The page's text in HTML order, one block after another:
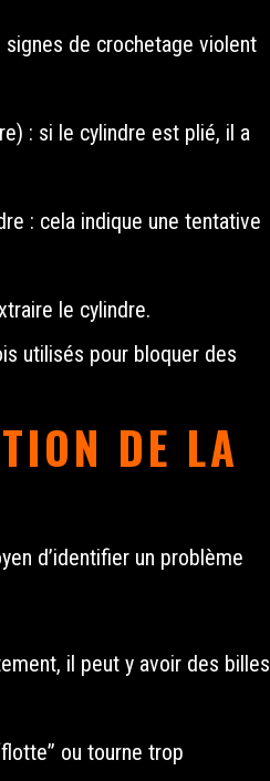
signes de crochetage violent
: si le cylindre est plié, il a
: cela indique une tentative
le cylindre.
utilisés pour bloquer des
DE LA
d’identifier un problème
il peut y avoir des billes
ou tourne trop